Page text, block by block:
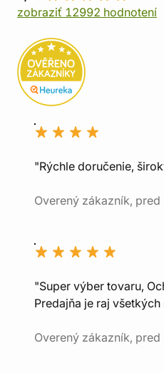
zobraziť 12992 hodnotení
"Rýchle doručenie,
Overený zákazník, pred
"Super výber tovaru,
Predajňa je raj
Overený zákazník, pred